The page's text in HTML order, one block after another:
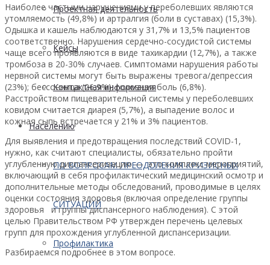
Проектная деятельность
Кейсы
Контактная информация
Населению
ПО ВОПРОСАМ ПРЕОДОЛЕНИЯ КРИЗИСНЫХ
СИТУАЦИЙ
Профилактика
Наиболее частыми нарушениями у переболевших являются
утомляемость (49,8%) и артралгия (боли в суставах) (15,3%).
Одышка и кашель наблюдаются у 31,7% и 13,5% пациентов
соответственно. Нарушения сердечно-сосудистой системы
чаще всего проявляются в виде тахикардии (12,7%), а также
тромбоза в 20-30% случаев. Симптомами нарушения работы
нервной системы могут быть выражены тревога/депрессия
(23%); бессонница (26,9%); головная боль (6,8%).
Расстройством пищеварительной системы у переболевших
ковидом считается диарея (5,7%), а выпадение волос и
кожная сыпь встречается у 21% и 3% пациентов.
Для выявления и предотвращения последствий COVID-1,
нужно, как считают специалисты, обязательно пройти
углубленную диспансеризацию — это комплекс мероприятий,
включающий в себя профилактический медицинский осмотр и
дополнительные методы обследований, проводимые в целях
оценки состояния здоровья (включая определение группы
здоровья и группы диспансерного наблюдения). С этой
целью Правительством РФ утвержден перечень целевых
групп для прохождения углубленной диспансеризации.
Разбираемся подробнее в этом вопросе.